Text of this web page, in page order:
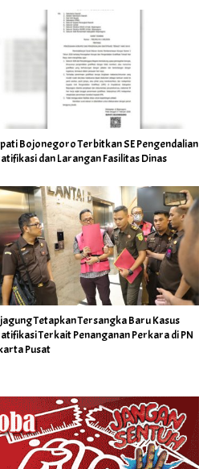
Bojonegoro Terbitkan SE Pengendalian
dan Larangan Fasilitas Dinas
Tetapkan Tersangka Baru Kasus
Terkait Penanganan Perkara di PN
Pusat